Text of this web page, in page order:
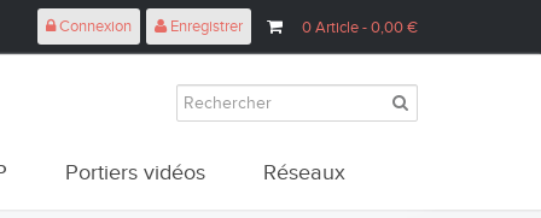
0Article- 0,00 €
Connexion Enregistrer
Portiers vidéos Réseaux